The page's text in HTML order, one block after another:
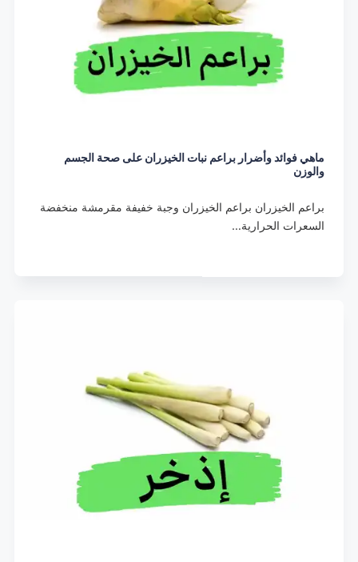
ماهي فوائد وأضرار براعم نبات الخيزران على صحة الجسم
والوزن
براعم الخيزران براعم الخيزران وجبة خفيفة مقرمشة منخفضة
السعرات الحرارية…